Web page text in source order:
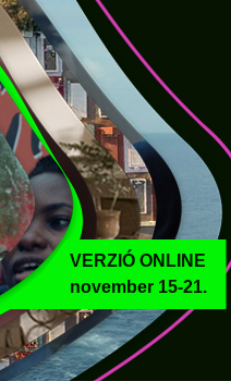
VERZIÓ ONLINE
november 15-21.